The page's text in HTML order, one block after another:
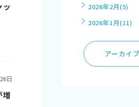
日
増
2026年2月(5)
2026年1月(11)
アーカイ